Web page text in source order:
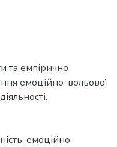
та емпірично
емоційно-вольової
, емоційно-